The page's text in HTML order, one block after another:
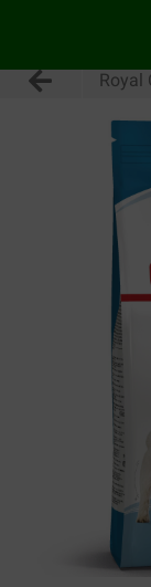
Royal